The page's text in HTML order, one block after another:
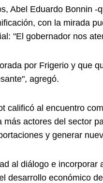
Abel Eduardo Bonnin
con la mirada
"El gobernador nos
por Frigerio y que
agregó.
calificó al encuentro
actores del sector
y generar
al diálogo e
desarrollo económico